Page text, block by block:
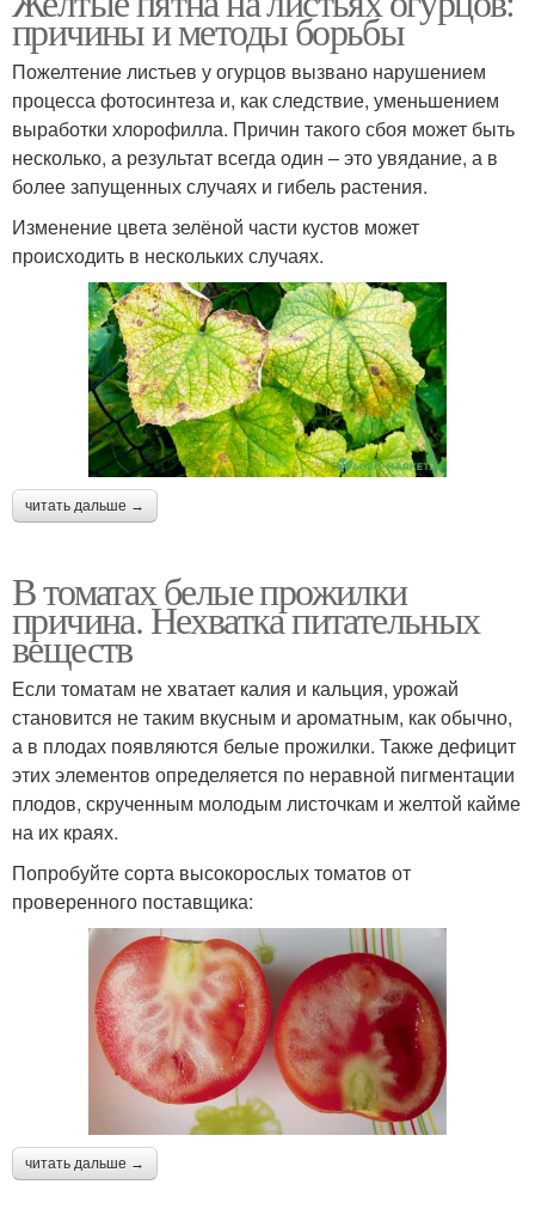
причины и методы борьбы
Пожелтение листьев у огурцов вызвано нарушением
процесса фотосинтеза и, как следствие, уменьшением
выработки хлорофилла. Причин такого сбоя может быть
несколько, а результат всегда один – это увядание, а в
более запущенных случаях и гибель растения.
Изменение цвета зелёной части кустов может
происходить в нескольких случаях.
читать дальше →
В томатах белые прожилки
причина. Нехватка питательных
веществ
Если томатам не хватает калия и кальция, урожай
становится не таким вкусным и ароматным, как обычно,
а в плодах появляются белые прожилки. Также дефицит
этих элементов определяется по неравной пигментации
плодов, скрученным молодым листочкам и желтой кайме
на их краях.
Попробуйте сорта высокорослых томатов от
проверенного поставщика:
читать дальше →